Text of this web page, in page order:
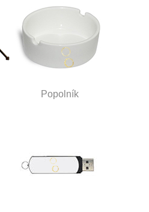
Popolník